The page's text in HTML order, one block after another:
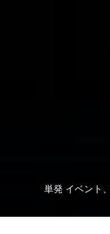
単発 イベント